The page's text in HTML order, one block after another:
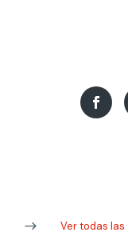
Ver todas las